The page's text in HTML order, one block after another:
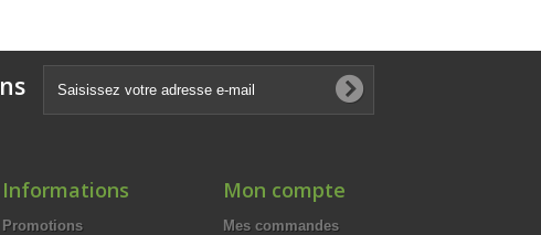
Informations
Promotions
Mon compte
Mes commandes